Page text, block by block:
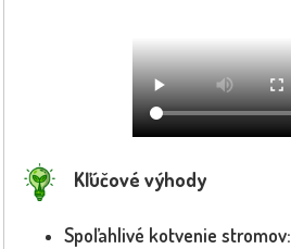
Kľúčové výhody
Spoľahlivé kotvenie stromov: